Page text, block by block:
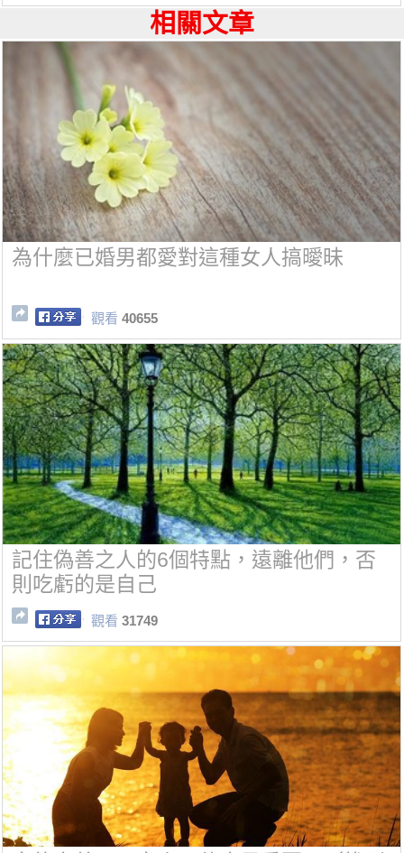
相關文章
為什麼已婚男都愛對這種女人搞曖昧
觀看 40655
記住偽善之人的6個特點，遠離他們，否
則吃虧的是自己
觀看 31749